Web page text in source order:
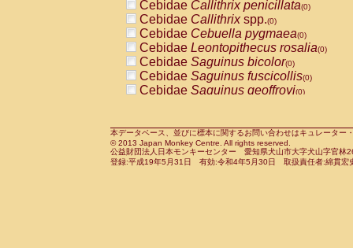
PitheciidaePithecia pithecia(0)
CercopithecidaeCercocebus agilis
CercopithecidaeCercocebus
CercopithecidaeCercocebus
CercopithecidaeCercocebus
CercopithecidaeCercocebus
CercopithecidaeCercocebushybrid
CercopithecidaePapio anubis(0)
CercopithecidaePapio cynocephalus
CercopithecidaePapio hamadryas(0)
Cebidae Callithrix penicillata(0)
Cebidae Callithrixspp.(0)
Cebidae Cebuella pygmaea(0)
Cebidae Leontopithecus rosalia(0)
Cebidae Saguinus bicolor(0)
Cebidae Saguinus fuscicollis(0)
Cebidae Saguinus geoffroyi(0)
CebidaeSaguinus leucopus(0)
CebidaeSaguinus midas(0)
Cebidae Saguinus mystax(0)
本データベース、並びに標本に関するお問い合わせはキュレータ
© 2013 Japan Monkey Centre. All rights reserved.
公益財団法人日本モンキーセンター 愛知県犬山市大字犬山字官
登録:平成19年5月31日 有効:令和4年5月30日 取扱責任者:綿貫宏